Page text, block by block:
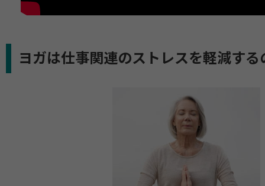
ヨガは仕事関連のストレスを軽減する